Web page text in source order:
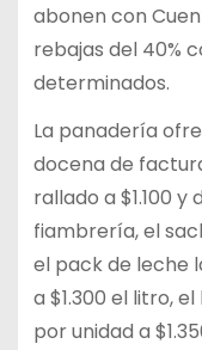
abonen con
rebajas del 40%
determinados.
La panadería
docena de
rallado a $1.100 y
fiambrería, el
el pack de leche
a $1.300 el litro,
por unidad a